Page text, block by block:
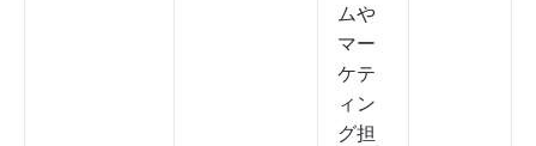
ムや
マー
ケテ
ィン
グ担